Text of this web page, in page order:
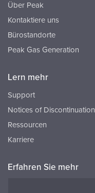
Über Peak
Kontaktiere uns
Bürostandorte
Peak Gas Generation
Lern mehr
Support
Notices of Discontinuation
Ressourcen
Karriere
Erfahren Sie mehr